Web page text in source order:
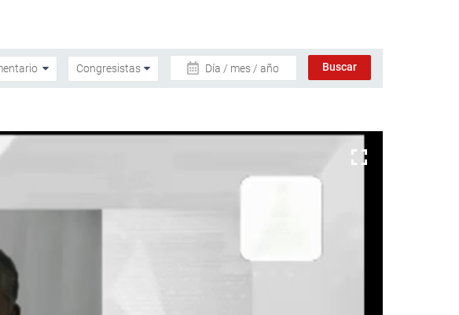
Día / mes / año